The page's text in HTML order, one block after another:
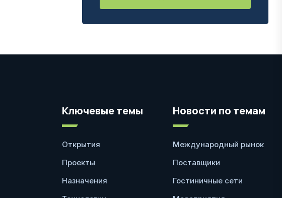
Ключевые темы
Открытия
Проекты
Назначения
Новости по темам
Международный рынок
Поставщики
Гостиничные сети